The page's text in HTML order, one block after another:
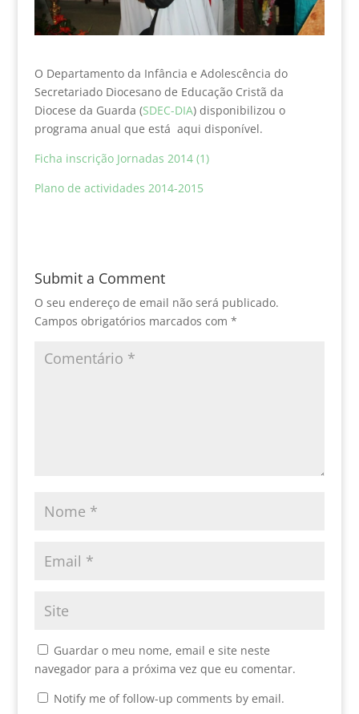
O Departamento da Infância e Adolescência do
Secretariado Diocesano de Educação Cristã da
Diocese da Guarda (SDEC-DIA) disponibilizou o
programa anual que está aqui disponível.
Ficha inscrição Jornadas 2014 (1)
Plano de actividades 2014-2015
Submit a Comment
O seu endereço de email não será publicado.
Campos obrigatórios marcados com *
Guardar o meu nome, email e site neste
navegador para a próxima vez que eu comentar.
Notify me of follow-up comments by email.